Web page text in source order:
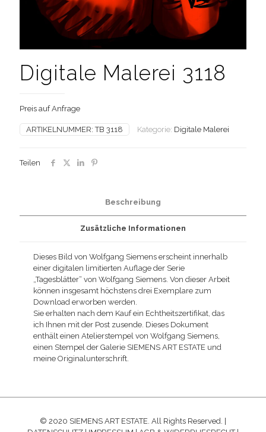
Digitale Malerei 3118
Preis auf Anfrage
ARTIKELNUMMER:TB 3118 Kategorie: Digitale Malerei
Teilen
Beschreibung
Zusätzliche Informationen
Dieses Bild von Wolfgang Siemens erscheint innerhalb
einer digitalen limitierten Auflage der Serie
„Tagesblätter“ von Wolfgang Siemens. Von dieser Arbeit
können insgesamt höchstens drei Exemplare zum
Download erworben werden.
Sie erhalten nach dem Kauf ein Echtheitszertifikat, das
ich Ihnen mit der Post zusende. Dieses Dokument
enthält einen Atelierstempel von Wolfgang Siemens,
einen Stempel der Galerie SIEMENS ART ESTATE und
meine Originalunterschrift.
© 2020 SIEMENS ART ESTATE. All Rights Reserved. |